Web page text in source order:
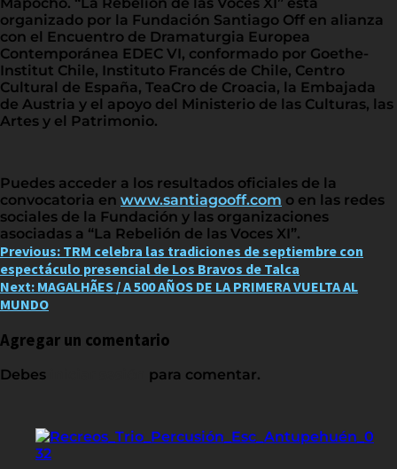
organizado por la Fundación Santiago Off en alianza
con el Encuentro de Dramaturgia Europea
Contemporánea EDEC VI, conformado por Goethe-
Institut Chile, Instituto Francés de Chile, Centro
Cultural de España, TeaCro de Croacia, la Embajada
de Austria y el apoyo del Ministerio de las Culturas, las
Artes y el Patrimonio.
Puedes acceder a los resultados oficiales de la
convocatoria en www.santiagooff.com o en las redes
sociales de la Fundación y las organizaciones
asociadas a “La Rebelión de las Voces XI”.
Post
navigation
Previous: TRM celebra las tradiciones de septiembre con
espectáculo presencial de Los Bravos de Talca
Next: MAGALHÃES / A 500 AÑOS DE LA PRIMERA VUELTA AL
MUNDO
Agregar un comentario
Debes para comentar.